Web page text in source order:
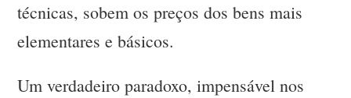
técnicas, sobem os preços dos bens mais
elementares e básicos.
Um verdadeiro paradoxo, impensável nos